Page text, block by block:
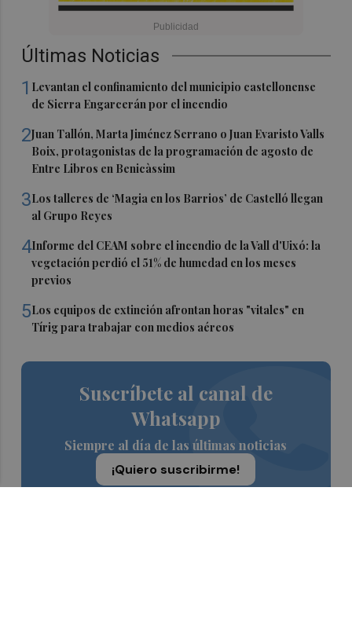
Últimas Noticias
1 Levantan el confinamiento del municipio castellonense
de Sierra Engarcerán por el incendio
2Juan Tallón, Marta Jiménez Serrano o Juan Evaristo Valls
Boix, protagonistas de la programación de agosto de
Entre Libros en Benicàssim
3Los talleres de ‘Magia en los Barrios’ de Castelló llegan
al Grupo Reyes
4Informe del CEAM sobre el incendio de la Vall d'Uixó: la
vegetación perdió el 51% de humedad en los meses
previos
5Los equipos de extinción afrontan horas "vitales" en
Tírig para trabajar con medios aéreos
Suscríbete al canal de
Whatsapp
Siempre al día de las últimas noticias
¡Quiero suscribirme!